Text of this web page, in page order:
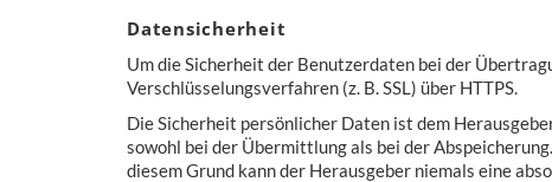
Datensicherheit
Um die Sicherheit der Benutzerdaten bei der
Verschlüsselungsverfahren (z. B. SSL) über HTTPS.
Die Sicherheit persönlicher Daten ist dem
sowohl bei der Übermittlung als bei der
diesem Grund kann der Herausgeber niemals eine